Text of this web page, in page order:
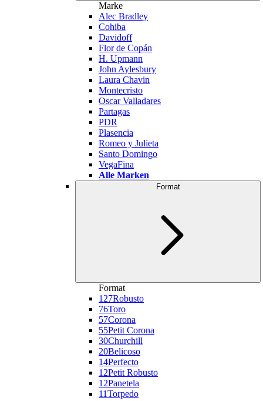
Marke
Alec Bradley
Cohiba
Davidoff
Flor de Copán
H. Upmann
John Aylesbury
Laura Chavin
Montecristo
Oscar Valladares
Partagas
PDR
Plasencia
Romeo y Julieta
Santo Domingo
VegaFina
Alle Marken
Format
Format
127Robusto
76Toro
57Corona
55Petit Corona
30Churchill
20Belicoso
14Perfecto
12Petit Robusto
12Panetela
11Torpedo